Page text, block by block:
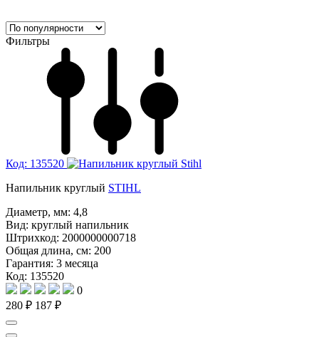
Фильтры
Код: 135520
Напильник круглый STIHL
Диаметр, мм: 4,8
Вид: круглый напильник
Штрихкод: 2000000000718
Общая длина, см: 200
Гарантия: 3 месяца
Код: 135520
0
280 ₽ 187 ₽